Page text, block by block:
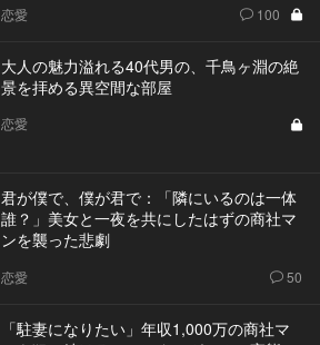
恋愛 100
大人の魅力溢れる40代男の、千鳥ヶ淵の絶
景を拝める異空間な部屋
恋愛
君が僕で、僕が君で：「隣にいるのは一体
誰？」美女と一夜を共にしたはずの商社マ
ンを襲った悲劇
恋愛 50
「駐妻になりたい」年収1,000万の商社マ